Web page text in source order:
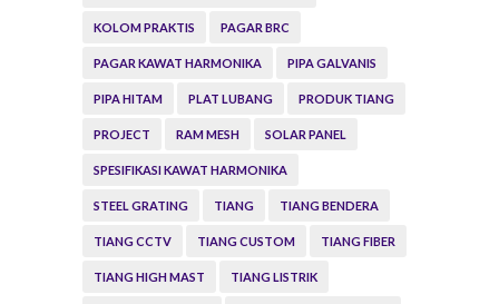
KOLOM PRAKTIS PAGAR BRC
PAGAR KAWAT HARMONIKA PIPA GALVANIS
PIPA HITAM PLAT LUBANG PRODUK TIANG
PROJECT RAM MESH SOLAR PANEL
SPESIFIKASI KAWAT HARMONIKA
STEEL GRATING TIANG TIANG BENDERA
TIANG CCTV TIANG CUSTOM TIANG FIBER
TIANG HIGH MAST TIANG LISTRIK